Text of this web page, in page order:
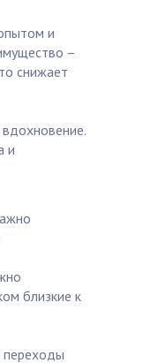
и
–
снижает
и
близкие к
переходы